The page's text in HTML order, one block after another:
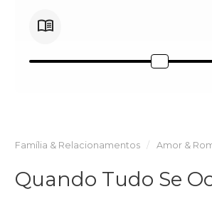
Família & Relacionamentos Amor &
Quando Tudo Se